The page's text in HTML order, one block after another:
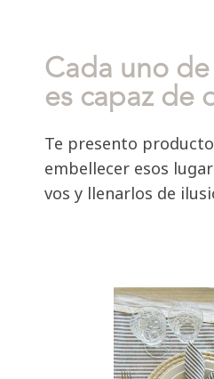
Cada uno
es capaz de
Te presento
embellecer esos
vos y llenarlos de